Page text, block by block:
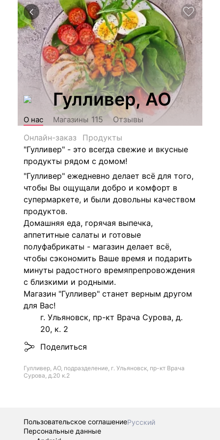
Гулливер, АО
О нас Магазины 115
Отзывы
Онлайн-заказ
Продукты
"Гулливер" - это всегда свежие и вкусные
продукты рядом с домом!
"Гулливер" ежедневно делает всё для того,
чтобы Вы ощущали добро и комфорт в
супермаркете, и были довольны качеством
продуктов.
Домашняя еда, горячая выпечка,
аппетитные салаты и готовые
полуфабрикаты - магазин делает всё,
чтобы сэкономить Ваше время и подарить
минуты радостного времяпрепровождения
с близкими и родными.
Магазин "Гулливер" станет верным другом
для Вас!
г. Ульяновск, пр-кт Врача Сурова, д.
20, к. 2
Поделиться
Гулливер, АО, подразделение, г. Ульяновск, пр-кт Врача
Сурова, д.20 к.2
Пользовательское соглашениеРусский
Персональные данные